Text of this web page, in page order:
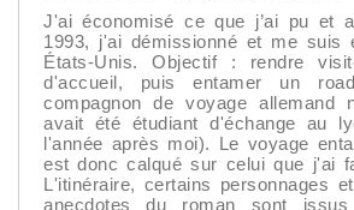
J'ai économisé ce que j’ai pu et
1993, j'ai démissionné et me suis
États-Unis. Objectif : rendre
d'accueil, puis entamer un
compagnon de voyage allemand
avait été étudiant d'échange au
l'année après moi). Le voyage
est donc calqué sur celui que j'ai
L'itinéraire, certains personnages
anecdotes du roman sont